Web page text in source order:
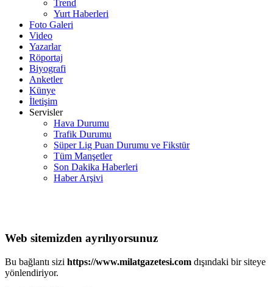
Trend
Yurt Haberleri
Foto Galeri
Video
Yazarlar
Röportaj
Biyografi
Anketler
Künye
İletişim
Servisler
Hava Durumu
Trafik Durumu
Süper Lig Puan Durumu ve Fikstür
Tüm Manşetler
Son Dakika Haberleri
Haber Arşivi
Web sitemizden ayrılıyorsunuz
Bu bağlantı sizi https://www.milatgazetesi.com dışındaki bir siteye
yönlendiriyor.